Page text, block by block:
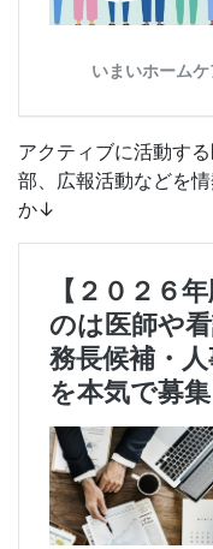
アクティブに活動す
部、広報活動などを
か↓